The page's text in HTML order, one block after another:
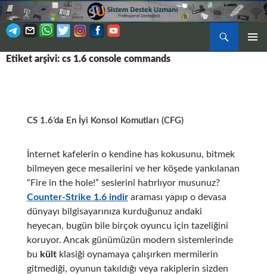
Ara
İÇERIĞE
Etiket arşivi: cs 1.6 console commands
CS 1.6’da En İyi Konsol Komutları (CFG)
İnternet kafelerin o kendine has kokusunu, bitmek
bilmeyen gece mesailerini ve her köşede yankılanan
“Fire in the hole!” seslerini hatırlıyor musunuz?
Counter-Strike 1.6 indiraraması yapıp o devasa
dünyayı bilgisayarınıza kurduğunuz andaki
heyecan, bugün bile birçok oyuncu için tazeliğini
koruyor. Ancak günümüzün modern sistemlerinde
bu kültklasiği oynamaya çalışırken mermilerin
gitmediği, oyunun takıldığı veya rakiplerin sizden